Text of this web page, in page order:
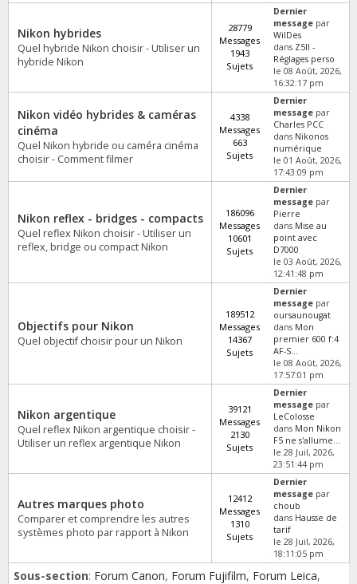
Nikon hybrides
Quel hybride Nikon choisir - Utiliser un
hybride Nikon
28779
Messages
1943
Sujets
Dernier
message par
WilDes
dans Z5II -
Réglages perso
le 08 Août, 2026,
16:32:17 pm
Nikon vidéo hybrides & caméras
cinéma
Quel Nikon hybride ou caméra cinéma
choisir - Comment filmer
4338
Messages
663
Sujets
Dernier
message par
Charles PCC
dans Nikonos
numérique
le 01 Août, 2026,
17:43:09 pm
Nikon reflex - bridges - compacts
Quel reflex Nikon choisir - Utiliser un
reflex, bridge ou compact Nikon
186096
Messages
10601
Sujets
Dernier
message par
Pierre
dans Mise au
point avec
D7000
le 03 Août, 2026,
12:41:48 pm
Objectifs pour Nikon
Quel objectif choisir pour un Nikon
189512
Messages
14367
Sujets
Dernier
message par
oursaunougat
dans Mon
premier 600 f:4
AF-S...
le 08 Août, 2026,
17:57:01 pm
Nikon argentique
Quel reflex Nikon argentique choisir -
Utiliser un reflex argentique Nikon
39121
Messages
2130
Sujets
Dernier
message par
LeColosse
dans Mon Nikon
F5 ne s'allume...
le 28 Juil, 2026,
23:51:44 pm
Autres marques photo
Comparer et comprendre les autres
systèmes photo par rapport à Nikon
12412
Messages
1310
Sujets
Dernier
message par
choub
dans Hausse de
tarif
le 28 Juil, 2026,
18:11:05 pm
Sous-section: Forum Canon, Forum Fujifilm, Forum Leica,